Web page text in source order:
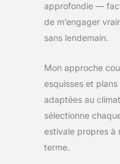
approfondie —
de m’engager
sans lendemain.
Mon approche
esquisses et
adaptées au
sélectionne
estivale propres à
terme.